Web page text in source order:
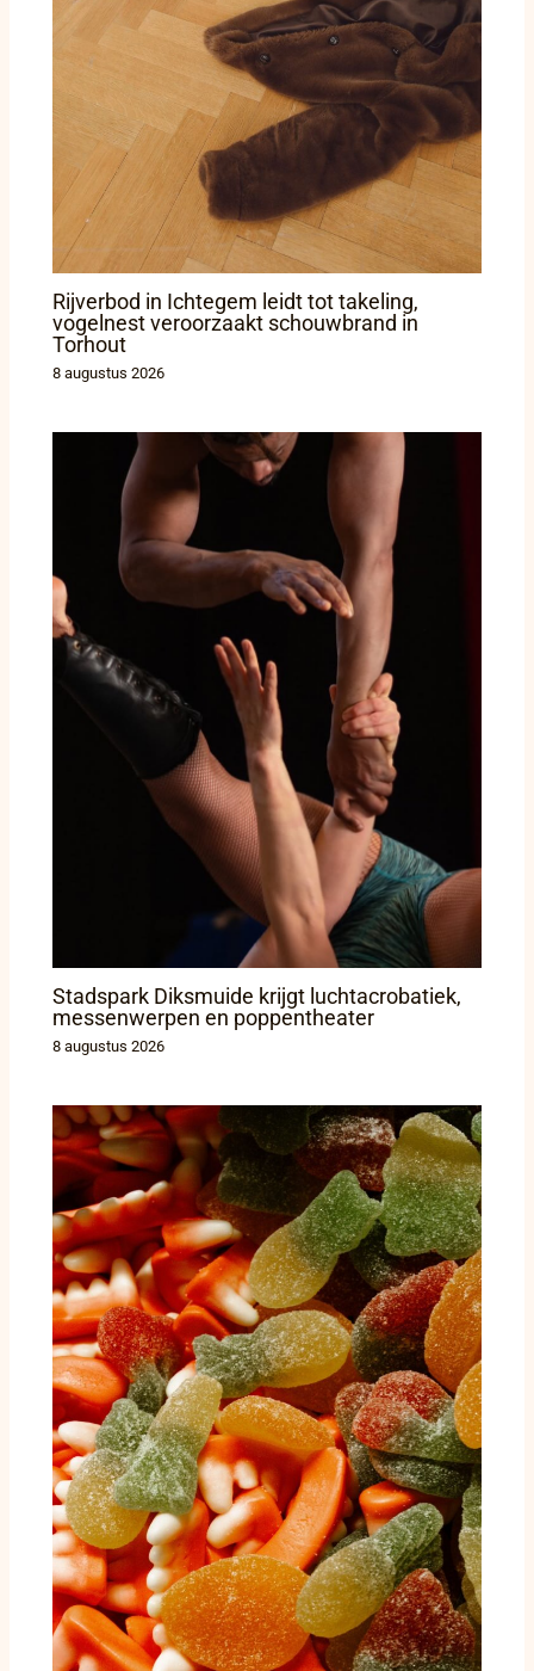
Rijverbod in Ichtegem leidt tot takeling,
vogelnest veroorzaakt schouwbrand in
Torhout
8 augustus 2026
Stadspark Diksmuide krijgt luchtacrobatiek,
messenwerpen en poppentheater
8 augustus 2026